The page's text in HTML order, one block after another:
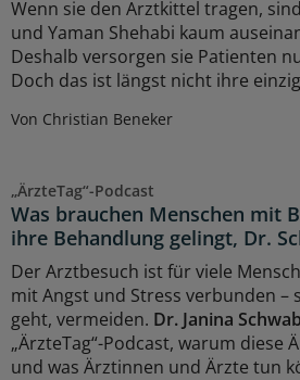
Wenn sie den Arztkittel tragen,
und Yaman Shehabi kaum
Deshalb versorgen sie Patienten
Doch das ist längst nicht ihre
Von Christian Beneker
„ÄrzteTag“-Podcast
Was brauchen Menschen mit
ihre Behandlung gelingt, Dr.
Der Arztbesuch ist für viele
mit Angst und Stress verbunden –
geht, vermeiden. Dr. Janina
„ÄrzteTag“-Podcast, warum diese
und was Ärztinnen und Ärzte tun